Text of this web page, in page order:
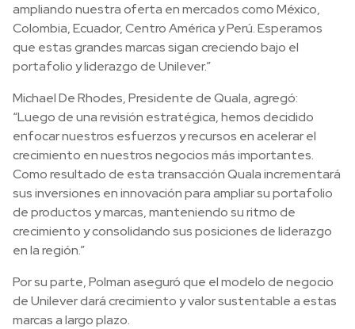
ampliando nuestra oferta en mercados como México,
Colombia, Ecuador, Centro América y Perú. Esperamos
que estas grandes marcas sigan creciendo bajo el
portafolio y liderazgo de Unilever.”
Michael De Rhodes, Presidente de Quala, agregó:
“Luego de una revisión estratégica, hemos decidido
enfocar nuestros esfuerzos y recursos en acelerar el
crecimiento en nuestros negocios más importantes.
Como resultado de esta transacción Quala incrementará
sus inversiones en innovación para ampliar su portafolio
de productos y marcas, manteniendo su ritmo de
crecimiento y consolidando sus posiciones de liderazgo
en la región.”
Por su parte, Polman aseguró que el modelo de negocio
de Unilever dará crecimiento y valor sustentable a estas
marcas a largo plazo.